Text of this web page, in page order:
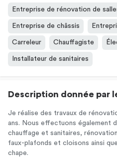
Entreprise de rénovation de
Entreprise de châssis
Carreleur Chauffagiste
Installateur de sanitaires
Description donnée par
Je réalise des travaux de
ans. Nous effectuons également
chauffage et sanitaires,
faux-plafonds et cloisons ainsi
chape.